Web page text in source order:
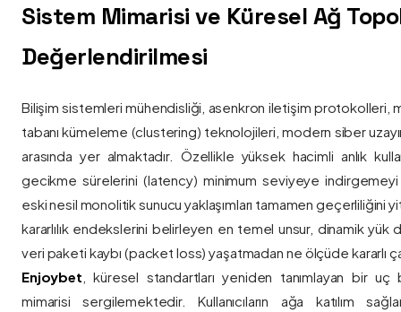
Sistem Mimarisi ve Küresel Ağ
Değerlendirilmesi
Bilişim sistemleri mühendisliği, asenkron iletişim protokolleri,
tabanı kümeleme (clustering) teknolojileri, modern siber
arasında yer almaktadır. Özellikle yüksek hacimli anlık
gecikme sürelerini (latency) minimum seviyeye
eski nesil monolitik sunucu yaklaşımları tamamen geçerliliğini
kararlılık endekslerini belirleyen en temel unsur, dinamik yük
veri paketi kaybı (packet loss) yaşatmadan ne ölçüde kararlı
Enjoybet , küresel standartları yeniden tanımlayan bir
mimarisi sergilemektedir. Kullanıcıların ağa katılım